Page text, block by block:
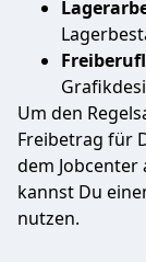
Um den
Freibetrag für
dem
kannst Du
nutzen.